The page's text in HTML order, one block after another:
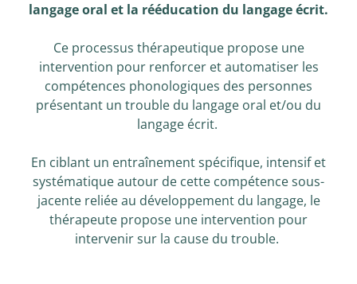
langage oral et la rééducation du langage écrit.
Ce processus thérapeutique propose une
intervention pour renforcer et automatiser les
compétences phonologiques des personnes
présentant un trouble du langage oral et/ou du
langage écrit.
En ciblant un entraînement spécifique, intensif et
systématique autour de cette compétence sous-
jacente reliée au développement du langage, le
thérapeute propose une intervention pour
intervenir sur la cause du trouble.